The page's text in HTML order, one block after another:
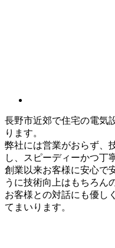
長野市近郊で住宅の電気
ります。
弊社には営業がおらず、
し、スピーディーかつ丁
創業以来お客様に安心で
うに技術向上はもちろん
お客様との対話にも優し
てまいります。